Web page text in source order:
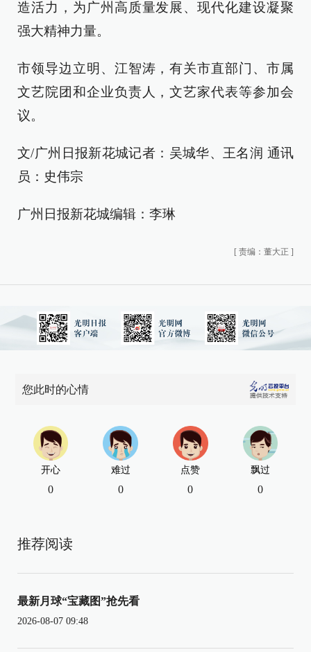
造活力，为广州高质量发展、现代化建设凝聚
强大精神力量。
市领导边立明、江智涛，有关市直部门、市属
文艺院团和企业负责人，文艺家代表等参加会
议。
文/广州日报新花城记者：吴城华、王名润 通讯
员：史伟宗
广州日报新花城编辑：李琳
[ 责编：董大正 ]
您此时的心情
开心
0
难过
0
点赞
0
飘过
0
推荐阅读
最新月球“宝藏图”抢先看
2026-08-07 09:48